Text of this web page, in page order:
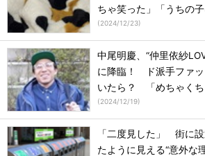
ちゃ笑った」「うちの子
(2024/12/23)
中尾明慶、“仲里依紗
に降臨！ ド派手ファ
いたら？ 「めちゃくち
(2024/12/19)
「二度見した」 街に
たように見える“意外な